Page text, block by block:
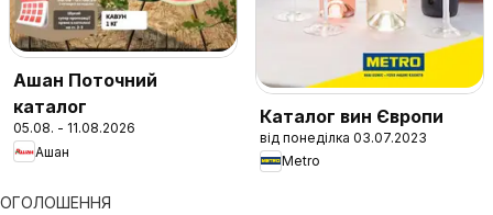
Ашан Поточний
каталог
05.08. - 11.08.2026
Ашан
Каталог вин Європи
від понеділка 03.07.2023
Metro
ОГОЛОШЕННЯ